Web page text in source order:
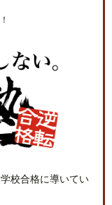
校合格に導いてい